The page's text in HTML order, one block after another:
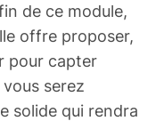
de ce module,
offre proposer,
pour capter
serez
solide qui rendra